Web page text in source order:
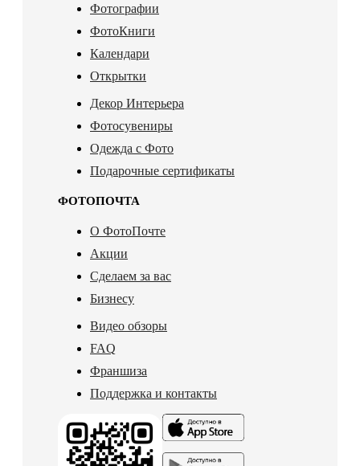
Фотографии
ФотоКниги
Календари
Открытки
Декор Интерьера
Фотосувениры
Одежда с Фото
Подарочные сертификаты
ФОТОПОЧТА
О ФотоПочте
Акции
Сделаем за вас
Бизнесу
Видео обзоры
FAQ
Франшиза
Поддержка и контакты